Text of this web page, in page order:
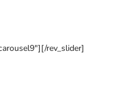
rev_slider]